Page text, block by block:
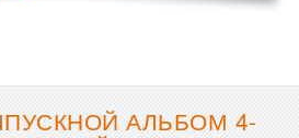
АЛЬБОМ 4-